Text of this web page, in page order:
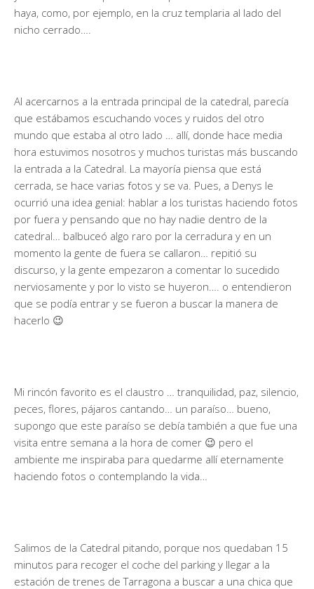
haya, como, por ejemplo, en la cruz templaria al lado del
nicho cerrado….
Al acercarnos a la entrada principal de la catedral, parecía
que estábamos escuchando voces y ruidos del otro
mundo que estaba al otro lado … allí, donde hace media
hora estuvimos nosotros y muchos turistas más buscando
la entrada a la Catedral. La mayoría piensa que está
cerrada, se hace varias fotos y se va. Pues, a Denys le
ocurrió una idea genial: hablar a los turistas haciendo fotos
por fuera y pensando que no hay nadie dentro de la
catedral… balbuceó algo raro por la cerradura y en un
momento la gente de fuera se callaron… repitió su
discurso, y la gente empezaron a comentar lo sucedido
nerviosamente y por lo visto se huyeron…. o entendieron
que se podía entrar y se fueron a buscar la manera de
hacerlo 😉
Mi rincón favorito es el claustro … tranquilidad, paz, silencio,
peces, flores, pájaros cantando… un paraíso… bueno,
supongo que este paraíso se debía también a que fue una
visita entre semana a la hora de comer 😉 pero el
ambiente me inspiraba para quedarme allí eternamente
haciendo fotos o contemplando la vida…
Salimos de la Catedral pitando, porque nos quedaban 15
minutos para recoger el coche del parking y llegar a la
estación de trenes de Tarragona a buscar a una chica que